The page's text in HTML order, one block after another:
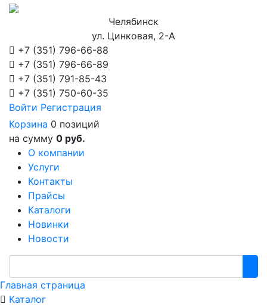
Челябинск
ул. Цинковая, 2-А
+7 (351) 796-66-88
+7 (351) 796-66-89
+7 (351) 791-85-43
+7 (351) 750-60-35
Войти Регистрация
Корзина 0 позиций
на сумму 0 руб.
О компании
Услуги
Контакты
Прайсы
Каталоги
Новинки
Новости
Главная страница
Каталог